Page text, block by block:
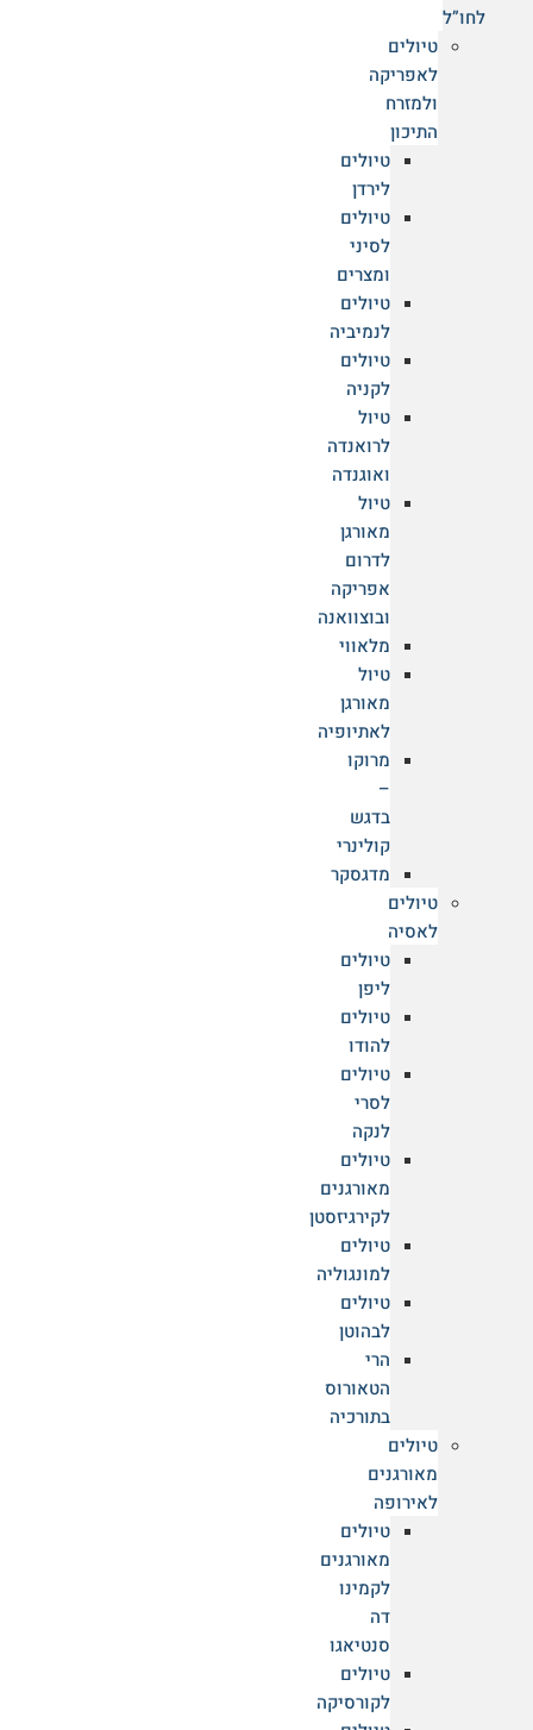
לחו”ל
טיולים
לאפריקה
ולמזרח
התיכון
טיולים
לירדן
טיולים
לסיני
ומצרים
טיולים
לנמיביה
טיולים
לקניה
טיול
לרואנדה
ואוגנדה
טיול
מאורגן
לדרום
אפריקה
ובוצוואנה
מלאווי
טיול
מאורגן
לאתיופיה
מרוקו
–
בדגש
קולינרי
מדגסקר
טיולים
לאסיה
טיולים
ליפן
טיולים
להודו
טיולים
לסרי
לנקה
טיולים
מאורגנים
לקירגיזסטן
טיולים
למונגוליה
טיולים
לבהוטן
הרי
הטאורוס
בתורכיה
טיולים
מאורגנים
לאירופה
טיולים
מאורגנים
לקמינו
דה
סנטיאגו
טיולים
לקורסיקה
עקיף, לרבות אכזבה, מפח נפש או
אי נעימות.
כדאי לקרוא
להתכונן לקמינו כבר עכשיו?
יש אנשים שחולמים על הקמינו במשך שנים. הם שומרים
טיפים שיעזרו לכם להתכונן להליכה בקמינו
דה סנטיאגו (וליהנות ממנו הרבה יותר)
הקמינו דה סנטיאגו הוא הרבה יותר ממסלול הליכה: זה